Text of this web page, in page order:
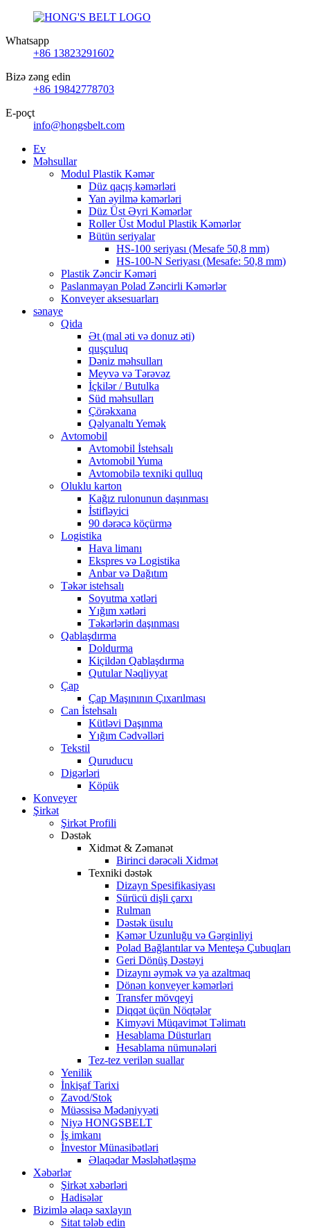
Whatsapp
+86 13823291602
Bizə zəng edin
+86 19842778703
E-poçt
info@hongsbelt.com
Ev
Məhsullar
Modul Plastik Kəmər
Düz qaçış kəmərləri
Yan əyilmə kəmərləri
Düz Üst Əyri Kəmərlər
Roller Üst Modul Plastik Kəmərlər
Bütün seriyalar
HS-100 seriyası (Mesafe 50,8 mm)
HS-100-N Seriyası (Mesafe: 50,8 mm)
Plastik Zəncir Kəməri
Paslanmayan Polad Zəncirli Kəmərlər
Konveyer aksesuarları
sənaye
Qida
Ət (mal əti və donuz əti)
quşçuluq
Dəniz məhsulları
Meyvə və Tərəvəz
İçkilər / Butulka
Süd məhsulları
Çörəkxana
Qəlyanaltı Yemək
Avtomobil
Avtomobil İstehsalı
Avtomobil Yuma
Avtomobilə texniki qulluq
Oluklu karton
Kağız rulonunun daşınması
İstifləyici
90 dərəcə köçürmə
Logistika
Hava limanı
Ekspres və Logistika
Anbar və Dağıtım
Təkər istehsalı
Soyutma xətləri
Yığım xətləri
Təkərlərin daşınması
Qablaşdırma
Doldurma
Kiçildən Qablaşdırma
Qutular Nəqliyyat
Çap
Çap Maşınının Çıxarılması
Can İstehsalı
Kütləvi Daşınma
Yığım Cədvəlləri
Tekstil
Quruducu
Digərləri
Köpük
Konveyer
Şirkət
Şirkət Profili
Dəstək
Xidmət & Zəmanət
Birinci dərəcəli Xidmət
Texniki dəstək
Dizayn Spesifikasiyası
Sürücü dişli çarxı
Rulman
Dəstək üsulu
Kəmər Uzunluğu və Gərginliyi
Polad Bağlantılar və Menteşə Çubuqları
Geri Dönüş Dəstəyi
Dizaynı əymək və ya azaltmaq
Dönən konveyer kəmərləri
Transfer mövqeyi
Diqqət üçün Nöqtələr
Kimyəvi Müqavimət Təlimatı
Hesablama Düsturları
Hesablama nümunələri
Tez-tez verilən suallar
Yenilik
İnkişaf Tarixi
Zavod/Stok
Müəssisə Mədəniyyəti
Niyə HONGSBELT
İş imkanı
İnvestor Münasibətləri
Əlaqədar Məsləhətləşmə
Xəbərlər
Şirkət xəbərləri
Hadisələr
Bizimlə əlaqə saxlayın
Sitat tələb edin